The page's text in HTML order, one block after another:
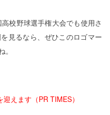
校野球選手権大会でも使用さ
見るなら、ぜひこのロゴマー
えます（PR TIMES）